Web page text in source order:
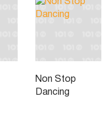
Non Stop
Dancing